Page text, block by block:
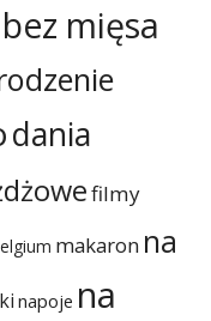
bez mięsa
dania
filmy
makaron na
napoje na